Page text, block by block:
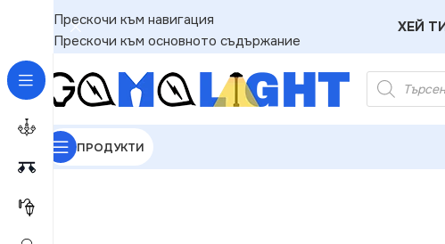
Прескочи към навигация
Прескочи към основното съдържание
ХЕЙ
ПРОДУКТИ
GAMALIGHT»